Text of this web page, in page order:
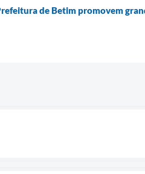
de Betim promovem